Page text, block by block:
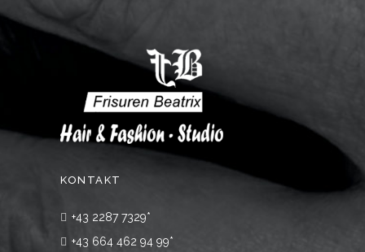
KONTAKT
+43 2287 7329*
+43 664 462 94 99*